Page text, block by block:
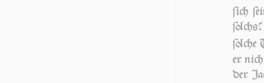
ſich
er
der